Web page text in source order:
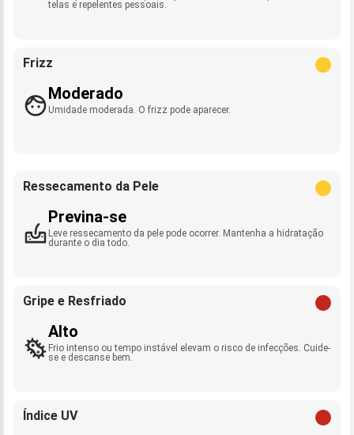
telas e repelentes pessoais.
Frizz
Moderado
Umidade moderada. O frizz pode aparecer.
Ressecamento da Pele
Previna-se
Leve ressecamento da pele pode ocorrer. Mantenha a hidratação
durante o dia todo.
Gripe e Resfriado
Alto
Frio intenso ou tempo instável elevam o risco de infecções. Cuide-
se e descanse bem.
Índice UV